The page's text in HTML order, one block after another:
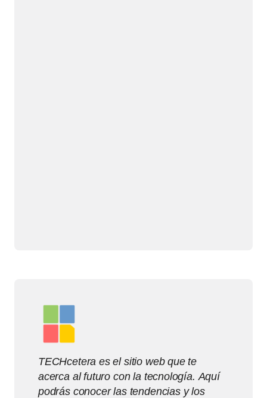
TECHcetera es el sitio web que te
acerca al futuro con la tecnología. Aquí
podrás conocer las tendencias y los